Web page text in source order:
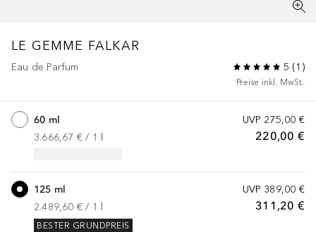
LE GEMME FALKAR
Eau de Parfum 5 (1 )
Preise inkl. MwSt.
UVP 275,00 €
220,00 €
60 ml
3.666,67 € / 1
UVP 389,00 €
311,20 €
125 ml
2.489,60 € / 1
BESTER GRUNDPREIS